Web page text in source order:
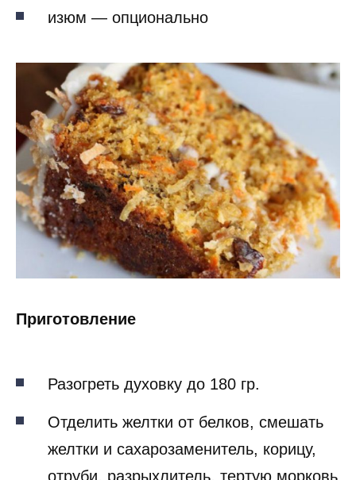
изюм — опционально
Приготовление
Разогреть духовку до 180 гр.
Отделить желтки от белков, смешать
желтки и сахарозаменитель, корицу,
отруби, разрыхлитель, тертую морковь